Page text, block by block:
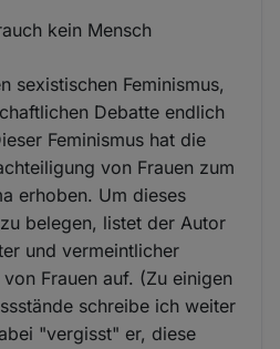
kein Mensch
sexistischen Feminismus,
Debatte endlich
Feminismus hat die
von Frauen zum
erhoben. Um dieses
belegen, listet der Autor
und vermeintlicher
Frauen auf. (Zu einigen
schreibe ich weiter
"vergisst" er, diese